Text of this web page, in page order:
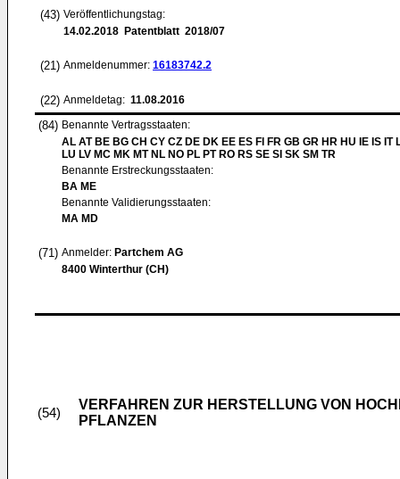
(43) Veröffentlichungstag:
14.02.2018 Patentblatt 2018/07
(21) Anmeldenummer: 16183742.2
(22) Anmeldetag: 11.08.2016
(84) Benannte Vertragsstaaten:
AL AT BE BG CH CY CZ DE DK EE ES FI FR GB GR HR HU IE IS IT
LU LV MC MK MT NL NO PL PT RO RS SE SI SK SM TR
Benannte Erstreckungsstaaten:
BA ME
Benannte Validierungsstaaten:
MA MD
(71) Anmelder: Partchem AG
8400 Winterthur (CH)
(54)
VERFAHREN ZUR HERSTELLUNG VON
PFLANZEN